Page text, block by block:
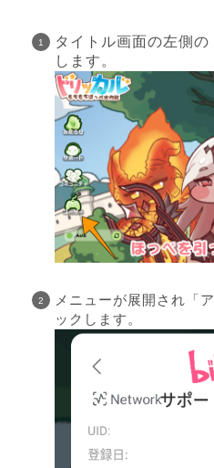
タイトル画面の左側
します。
メニューが展開され「
ックします。